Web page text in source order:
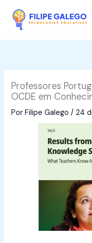
content
Professores
OCDE em
Por Filipe Galego/24